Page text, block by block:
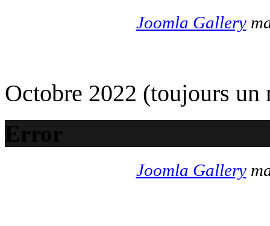
Joomla Gallery
Octobre 2022 (toujours un
Error
Joomla Gallery